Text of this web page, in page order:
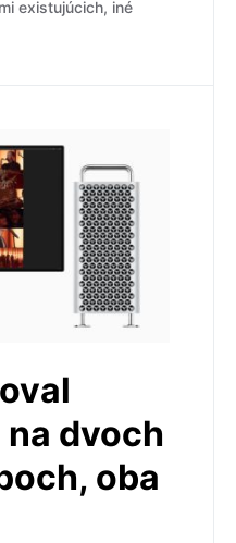
existujúcich, iné
dvoch
oba